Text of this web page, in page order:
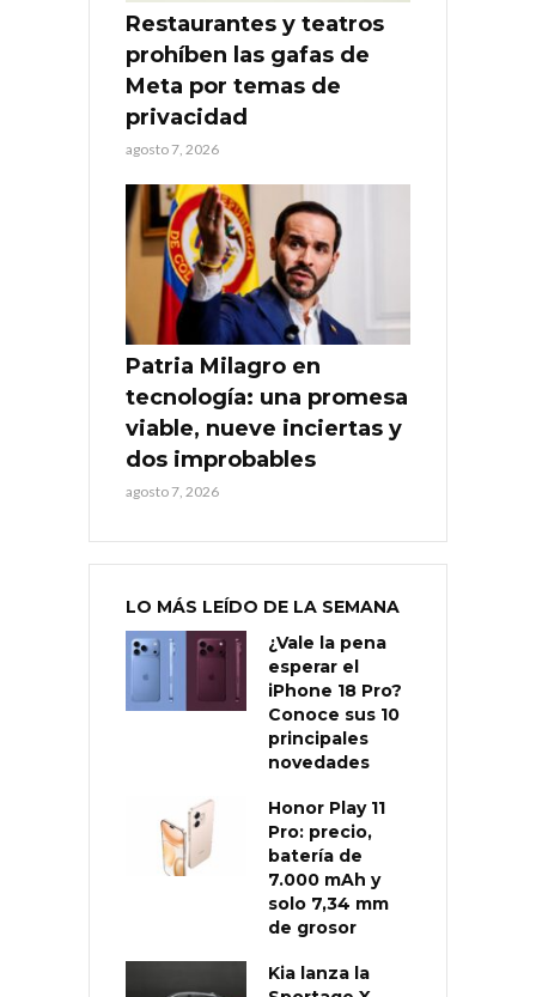
Restaurantes y teatros
prohíben las gafas de
Meta por temas de
privacidad
agosto 7, 2026
Patria Milagro en
tecnología: una promesa
viable, nueve inciertas y
dos improbables
agosto 7, 2026
LO MÁS LEÍDO DE LA SEMANA
¿Vale la pena
esperar el
iPhone 18 Pro?
Conoce sus 10
principales
novedades
Honor Play 11
Pro: precio,
batería de
7.000 mAh y
solo 7,34 mm
de grosor
Kia lanza la